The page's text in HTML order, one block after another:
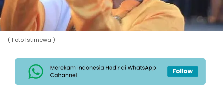
( Foto Istimewa )